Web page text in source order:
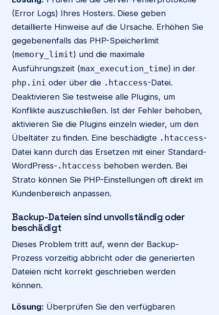
(Error Logs) Ihres Hosters. Diese geben
detaillierte Hinweise auf die Ursache. Erhöhen Sie
gegebenenfalls das PHP-Speicherlimit
(memory_limit) und die maximale
Ausführungszeit (max_execution_time) in der
php.ini oder über die .htaccess-Datei.
Deaktivieren Sie testweise alle Plugins, um
Konflikte auszuschließen. Ist der Fehler behoben,
aktivieren Sie die Plugins einzeln wieder, um den
Übeltäter zu finden. Eine beschädigte .htaccess-
Datei kann durch das Ersetzen mit einer Standard-
WordPress- .htaccess behoben werden. Bei
Strato können Sie PHP-Einstellungen oft direkt im
Kundenbereich anpassen.
Backup-Dateien sind unvollständig oder
beschädigt
Dieses Problem tritt auf, wenn der Backup-
Prozess vorzeitig abbricht oder die generierten
Dateien nicht korrekt geschrieben werden
können.
Lösung: Überprüfen Sie den verfügbaren